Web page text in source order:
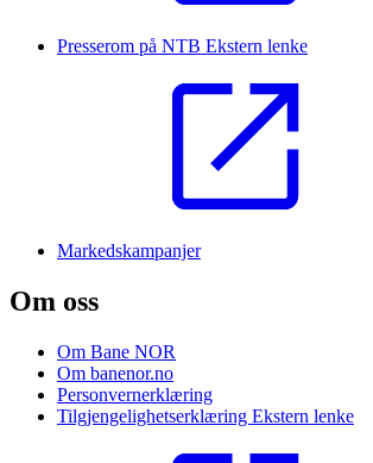
Presserom på NTB Ekstern lenke
Markedskampanjer
Om oss
Om Bane NOR
Om banenor.no
Personvernerklæring
Tilgjengelighetserklæring Ekstern lenke